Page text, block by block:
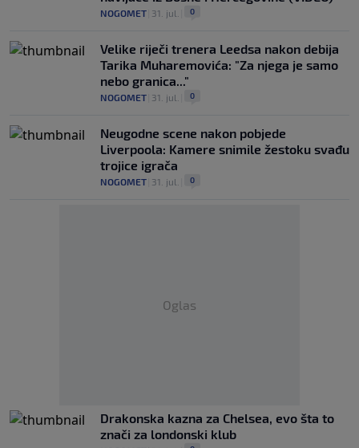
NOGOMET 31. jul. 0
Velike riječi trenera Leedsa nakon debija
Tarika Muharemovića: "Za njega je samo
nebo granica..."
NOGOMET 31. jul. 0
Neugodne scene nakon pobjede
Liverpoola: Kamere snimile žestoku svađu
trojice igrača
NOGOMET 31. jul. 0
Oglas
Drakonska kazna za Chelsea, evo šta to
znači za londonski klub